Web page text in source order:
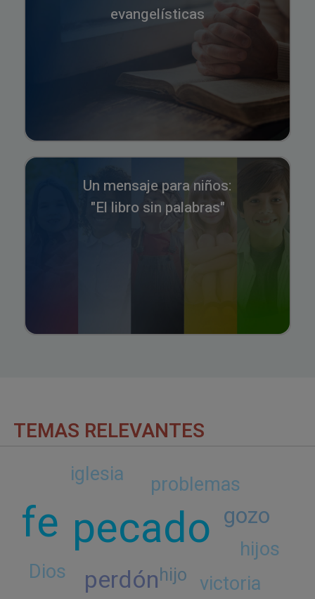
evangelísticas
Un mensaje para niños:
"El libro sin palabras"
TEMAS RELEVANTES
pecado
fe
perdón
gozo
problemas
iglesia
hijos
victoria
Dios hijo